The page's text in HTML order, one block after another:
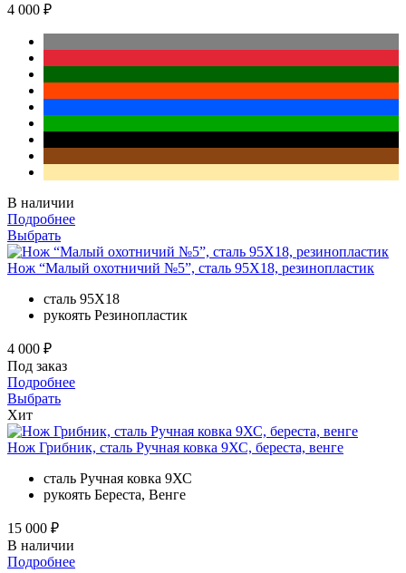
4 000 ₽
В наличии
Подробнее
Выбрать
Нож “Малый охотничий №5”, сталь 95Х18, резинопластик
сталь 95Х18
рукоять Резинопластик
4 000 ₽
Под заказ
Подробнее
Выбрать
Хит
Нож Грибник, сталь Ручная ковка 9ХС, береста, венге
сталь Ручная ковка 9ХС
рукоять Береста, Венге
15 000 ₽
В наличии
Подробнее